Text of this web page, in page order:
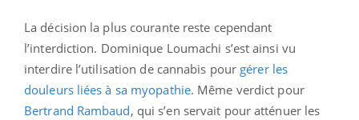
La décision la plus courante reste cependant
l’interdiction. Dominique Loumachi s’est ainsi vu
interdire l’utilisation de cannabis pour gérer les
douleurs liées à sa myopathie. Même verdict pour
Bertrand Rambaud, qui s’en servait pour atténuer les